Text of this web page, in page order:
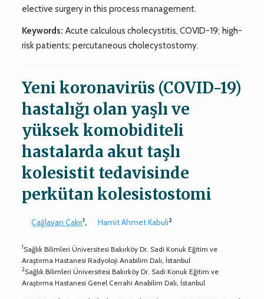
elective surgery in this process management.
Keywords: Acute calculous cholecystitis, COVID-19; high-
risk patients; percutaneous cholecystostomy.
Yeni koronavirüs (COVID-19)
hastalığı olan yaşlı ve
yüksek komobiditeli
hastalarda akut taşlı
kolesistit tedavisinde
perkütan kolesistostomi
Çağlayan Çakır1, Hamit Ahmet Kabuli2
1Sağlık Bilimleri Üniversitesi Bakırköy Dr. Sadi Konuk Eğitim ve
Araştırma Hastanesi Radyoloji Anabilim Dalı, İstanbul
2Sağlık Bilimleri Üniversitesi Bakırköy Dr. Sadi Konuk Eğitim ve
Araştırma Hastanesi Genel Cerrahi Anabilim Dalı, İstanbul